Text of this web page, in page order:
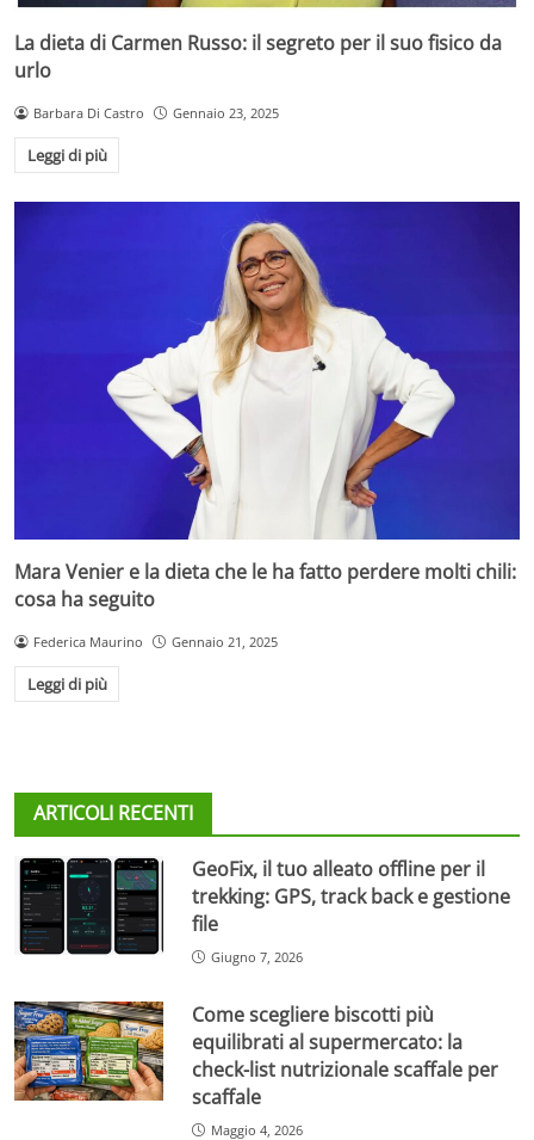
La dieta di Carmen Russo: il segreto per il suo fisico da
urlo
Barbara Di Castro Gennaio 23, 2025
Leggi di più
Mara Venier e la dieta che le ha fatto perdere molti chili:
cosa ha seguito
Federica Maurino Gennaio 21, 2025
Leggi di più
ARTICOLI RECENTI
GeoFix, il tuo alleato offline per il
trekking: GPS, track back e gestione
file
Giugno 7, 2026
Come scegliere biscotti più
equilibrati al supermercato: la
check-list nutrizionale scaffale per
scaffale
Maggio 4, 2026